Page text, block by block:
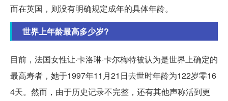
而在英国，则没有明确规定成年的具体年龄。
世界上年龄最高多少岁?
目前，法国女性让·卡洛琳·卡尔梅特被认为是世界上确定的
最高寿者，她于1997年11月21日去世时年龄为122岁零16
4天。然而，由于历史记录不完整，还有其他声称活到更